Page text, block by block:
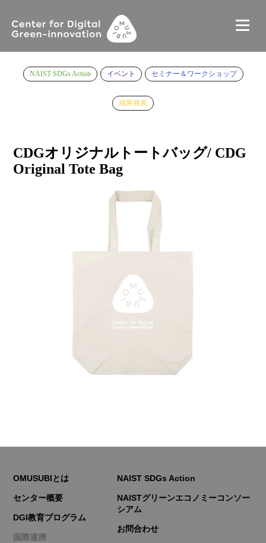
NAIST SDGs Action イベント セミナー＆ワークショップ
成果発表
CDGオリジナルトートバッグ/ CDG
Original Tote Bag
OMUSUBIとは
センター概要
DGI教育プログラム
国際連携
NAIST SDGs Action
NAISTグリーンエコノミーコンソー
シアム
お問合わせ